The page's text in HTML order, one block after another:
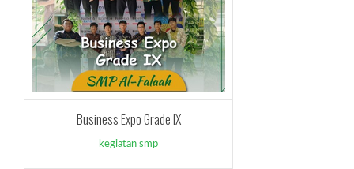
Business Expo Grade IX
kegiatan smp